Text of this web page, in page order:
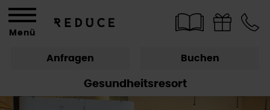
Gesundheitsresort
Anfragen Buchen
Menü